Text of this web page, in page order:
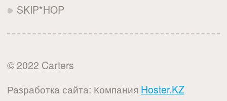
SKIP*HOP
© 2022 Carters
Разработка сайта: Компания Hoster.KZ